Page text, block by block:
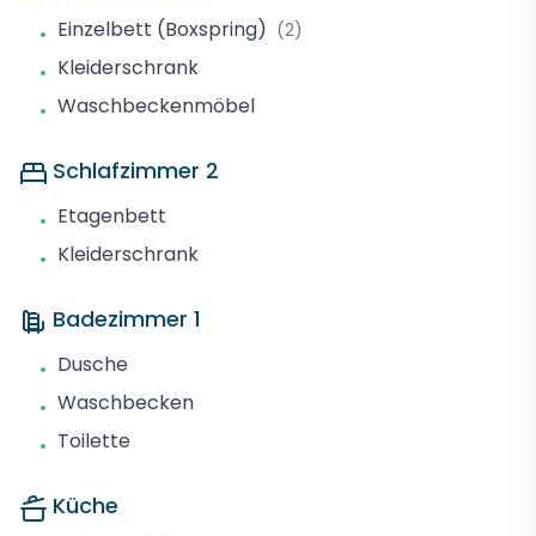
• Einzelbett (Boxspring) (2)
• Kleiderschrank
• Waschbeckenmöbel
Schlafzimmer 2
• Etagenbett
• Kleiderschrank
Badezimmer 1
• Dusche
• Waschbecken
• Toilette
Küche